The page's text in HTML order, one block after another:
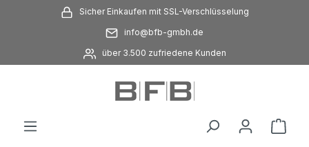
Zum Hauptinhalt springenSicher Einkaufen mit SSL-Verschlüsselung
info@bfb-gmbh.de
über 3.500 zufriedene Kunden